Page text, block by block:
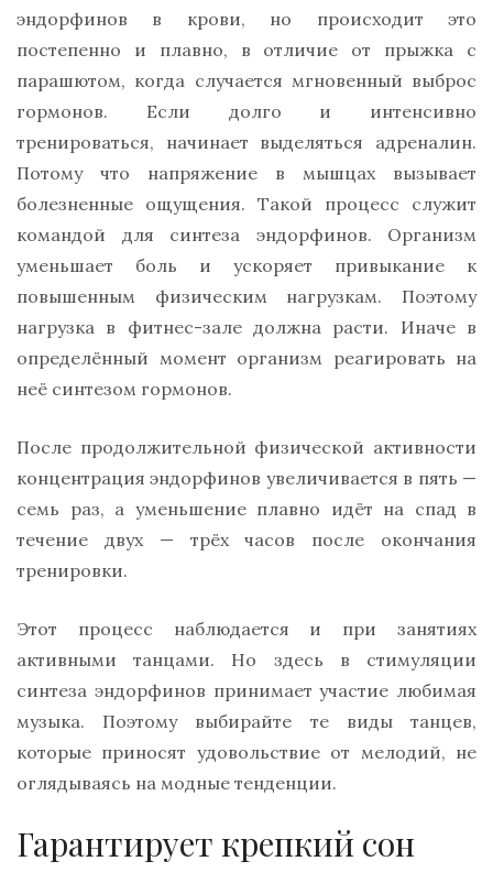
эндорфинов в крови, но происходит это
постепенно и плавно, в отличие от прыжка с
парашютом, когда случается мгновенный выброс
гормонов. Если долго и интенсивно
тренироваться, начинает выделяться адреналин.
Потому что напряжение в мышцах вызывает
болезненные ощущения. Такой процесс служит
командой для синтеза эндорфинов. Организм
уменьшает боль и ускоряет привыкание к
повышенным физическим нагрузкам. Поэтому
нагрузка в фитнес-зале должна расти. Иначе в
определённый момент организм реагировать на
неё синтезом гормонов.
После продолжительной физической активности
концентрация эндорфинов увеличивается в пять —
семь раз, а уменьшение плавно идёт на спад в
течение двух — трёх часов после окончания
тренировки.
Этот процесс наблюдается и при занятиях
активными танцами. Но здесь в стимуляции
синтеза эндорфинов принимает участие любимая
музыка. Поэтому выбирайте те виды танцев,
которые приносят удовольствие от мелодий, не
оглядываясь на модные тенденции.
Гарантирует крепкий сон